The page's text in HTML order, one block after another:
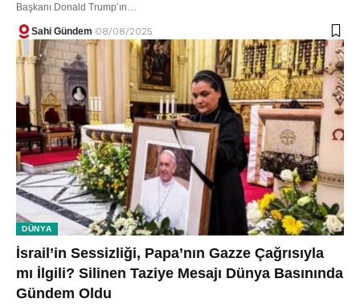
Başkanı Donald Trump’ın…
Sahi Gündem 08/08/2025
DÜNYA
İsrail’in Sessizliği, Papa’nın Gazze Çağrısıyla
mı İlgili? Silinen Taziye Mesajı Dünya Basınında
Gündem Oldu